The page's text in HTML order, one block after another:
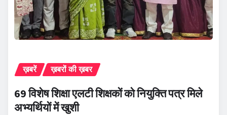
ख़बरें ख़बरों की ख़बर
69 विशेष शिक्षा एलटी शिक्षकों को नियुक्ति पत्र मिले
अभ्यर्थियों में खुशी